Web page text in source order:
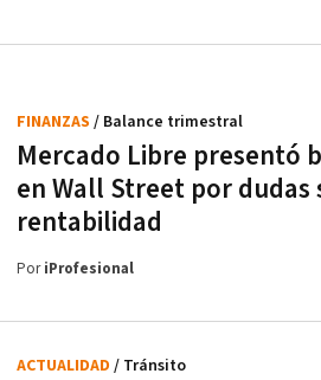
Mercado Libre presentó
en Wall Street por dudas
rentabilidad
FINANZAS / Balance trimestral
PoriProfesional
ACTUALIDAD / Tránsito